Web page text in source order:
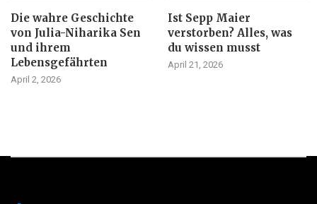
Die wahre Geschichte
von Julia-Niharika Sen
und ihrem
Lebensgefährten
April 2, 2026
Ist Sepp Maier
verstorben? Alles, was
du wissen musst
April 21, 2026